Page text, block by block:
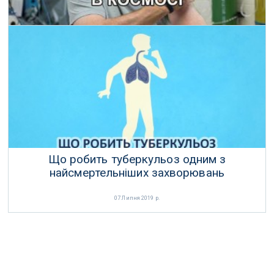
Наша імунна система в космосі
23 Травня 2020 р.
Що робить туберкульоз одним з
найсмертельніших захворювань
07 Липня 2019 р.